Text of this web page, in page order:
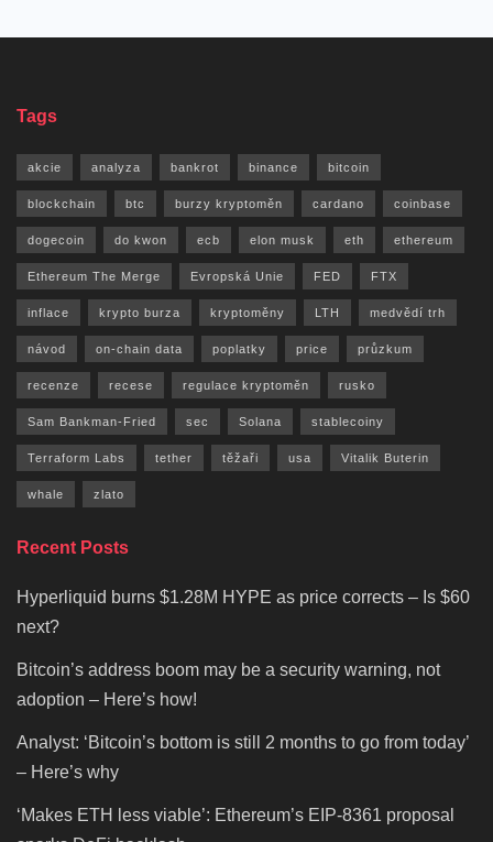
Tags
akcie analyza bankrot binance bitcoin
blockchain btc burzy kryptoměn cardano coinbase
dogecoin do kwon ecb elon musk eth ethereum
Ethereum The Merge Evropská Unie FED FTX
inflace krypto burza kryptoměny LTH medvědí trh
návod on-chain data poplatky price průzkum
recenze recese regulace kryptoměn rusko
Sam Bankman-Fried sec Solana stablecoiny
Terraform Labs tether těžaři usa Vitalik Buterin
whale zlato
Recent Posts
Hyperliquid burns $1.28M HYPE as price corrects – Is $60
next?
Bitcoin’s address boom may be a security warning, not
adoption – Here’s how!
Analyst: ‘Bitcoin’s bottom is still 2 months to go from today’
– Here’s why
‘Makes ETH less viable’: Ethereum’s EIP-8361 proposal